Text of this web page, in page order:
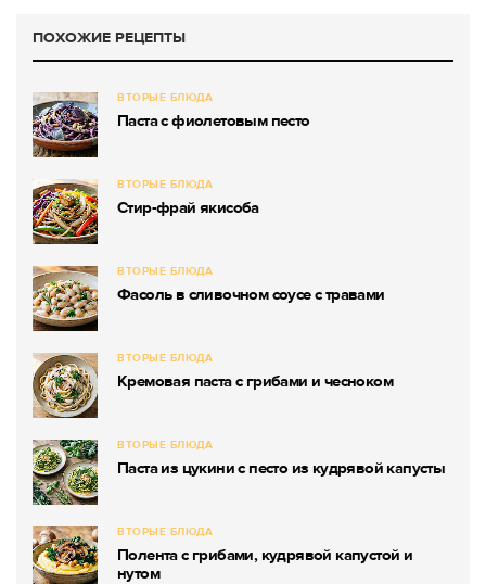
ПОХОЖИЕ РЕЦЕПТЫ
ВТОРЫЕ БЛЮДА
Паста с фиолетовым песто
ВТОРЫЕ БЛЮДА
Стир-фрай якисоба
ВТОРЫЕ БЛЮДА
Фасоль в сливочном соусе с травами
ВТОРЫЕ БЛЮДА
Кремовая паста с грибами и чесноком
ВТОРЫЕ БЛЮДА
Паста из цукини с песто из кудрявой капусты
ВТОРЫЕ БЛЮДА
Полента с грибами, кудрявой капустой и
нутом